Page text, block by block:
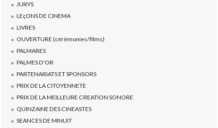
JURYS
LEçONS DE CINEMA
LIVRES
OUVERTURE (cérémonies/films)
PALMARES
PALMES D'OR
PARTENARIATS ET SPONSORS
PRIX DE LA CITOYENNETE
PRIX DE LA MEILLEURE CREATION SONORE
QUINZAINE DES CINEASTES
SEANCES DE MINUIT